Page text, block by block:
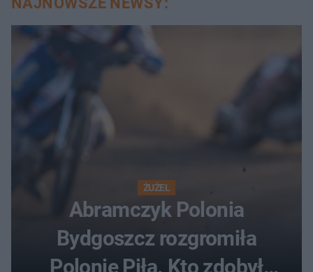
ŻUŻEL
Abramczyk Polonia
Bydgoszcz rozgromiła
Polonię Piła. Kto zdobył